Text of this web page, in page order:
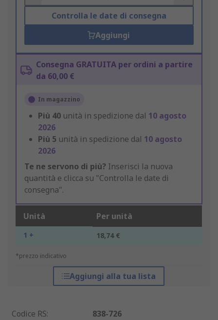
Controlla le date di consegna
Aggiungi
Consegna GRATUITA per ordini a partire
da 60,00 €
In magazzino
Più 40 unità in spedizione dal 10 agosto
2026
Più 5 unità in spedizione dal 10 agosto
2026
Te ne servono di più? Inserisci la nuova
quantità e clicca su "Controlla le date di
consegna".
Unità Per unità
1 + 18,74 €
*prezzo indicativo
Aggiungi alla tua lista
Codice RS:
838-726